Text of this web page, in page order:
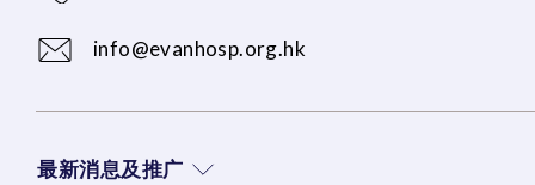
info@evanhosp.org.hk
最新消息及推广